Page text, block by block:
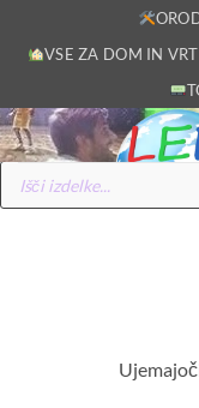
VSE ZA DOM IN
Products
search